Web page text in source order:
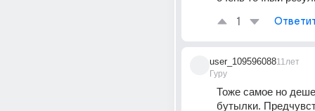
1
user_109596088
Гуру
11лет
Тоже самое но
бутылки.